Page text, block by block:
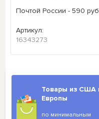
Почтой России - 590 руб
Артикул:
16343273
Товары из США
Европы
по минимальным